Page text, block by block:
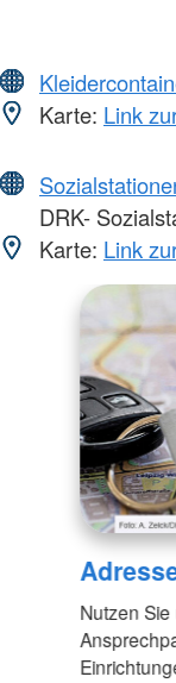
Karte: Link
DRK-
Karte: Link
Nutzen